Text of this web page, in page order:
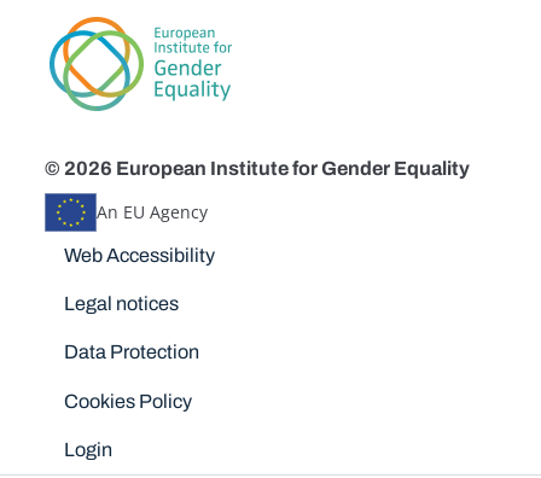
© 2026 European Institute for Gender Equality
An EU Agency
Disclaimers
Web Accessibility
Legal notices
Data Protection
Cookies Policy
Login